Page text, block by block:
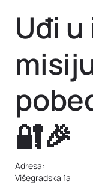
Uđi
🔐🎉
Adresa:
Višegradska 1a